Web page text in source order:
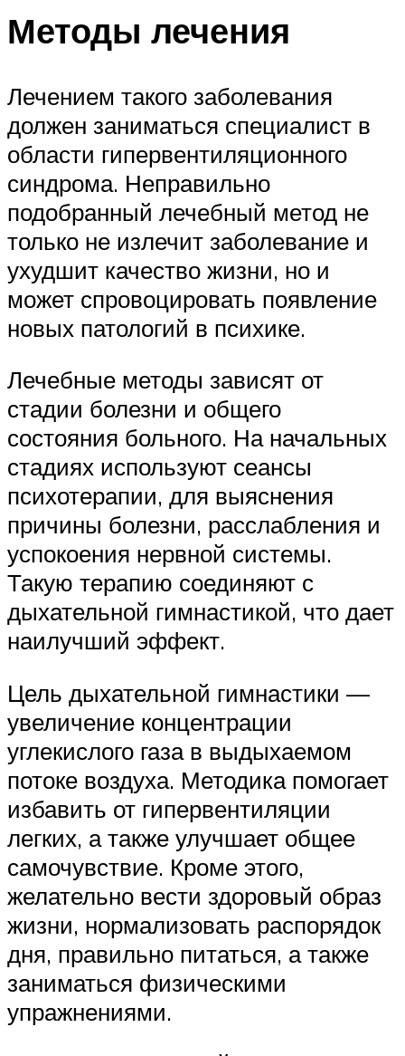
Методы лечения
Лечением такого заболевания
должен заниматься специалист в
области гипервентиляционного
синдрома. Неправильно
подобранный лечебный метод не
только не излечит заболевание и
ухудшит качество жизни, но и
может спровоцировать появление
новых патологий в психике.
Лечебные методы зависят от
стадии болезни и общего
состояния больного. На начальных
стадиях используют сеансы
психотерапии, для выяснения
причины болезни, расслабления и
успокоения нервной системы.
Такую терапию соединяют с
дыхательной гимнастикой, что дает
наилучший эффект.
Цель дыхательной гимнастики —
увеличение концентрации
углекислого газа в выдыхаемом
потоке воздуха. Методика помогает
избавить от гипервентиляции
легких, а также улучшает общее
самочувствие. Кроме этого,
желательно вести здоровый образ
жизни, нормализовать распорядок
дня, правильно питаться, а также
заниматься физическими
упражнениями.